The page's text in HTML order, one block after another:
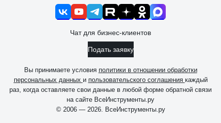
Чат для бизнес-клиентов
Подать заявку
Вы принимаете условия политики в отношении обработки
персональных данных и пользовательского соглашения каждый
раз, когда оставляете свои данные в любой форме обратной связи
на сайте ВсеИнструменты.ру
© 2006 — 2026. ВсеИнструменты.ру